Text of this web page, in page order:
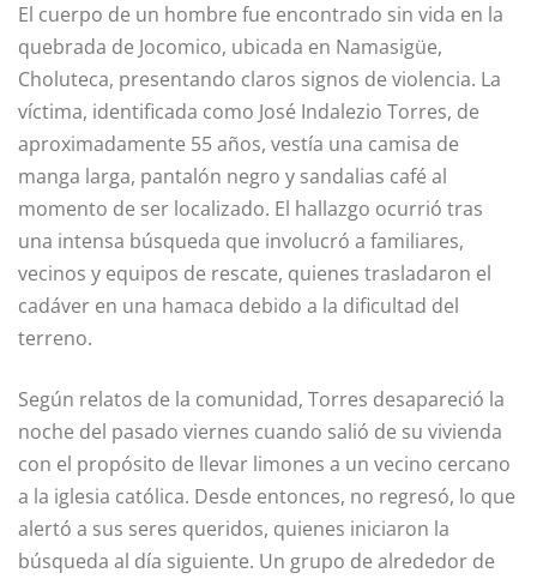
El cuerpo de un hombre fue encontrado sin vida en la
quebrada de Jocomico, ubicada en Namasigüe,
Choluteca, presentando claros signos de violencia. La
víctima, identificada como José Indalezio Torres, de
aproximadamente 55 años, vestía una camisa de
manga larga, pantalón negro y sandalias café al
momento de ser localizado. El hallazgo ocurrió tras
una intensa búsqueda que involucró a familiares,
vecinos y equipos de rescate, quienes trasladaron el
cadáver en una hamaca debido a la dificultad del
terreno.
Según relatos de la comunidad, Torres desapareció la
noche del pasado viernes cuando salió de su vivienda
con el propósito de llevar limones a un vecino cercano
a la iglesia católica. Desde entonces, no regresó, lo que
alertó a sus seres queridos, quienes iniciaron la
búsqueda al día siguiente. Un grupo de alrededor de